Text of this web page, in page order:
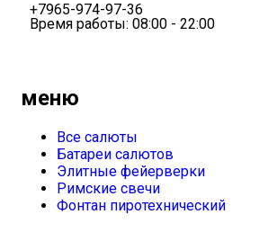
+7965-974-97-36
Время работы: 08:00 - 22:00
меню
Все салюты
Батареи салютов
Элитные фейерверки
Римские свечи
Фонтан пиротехнический